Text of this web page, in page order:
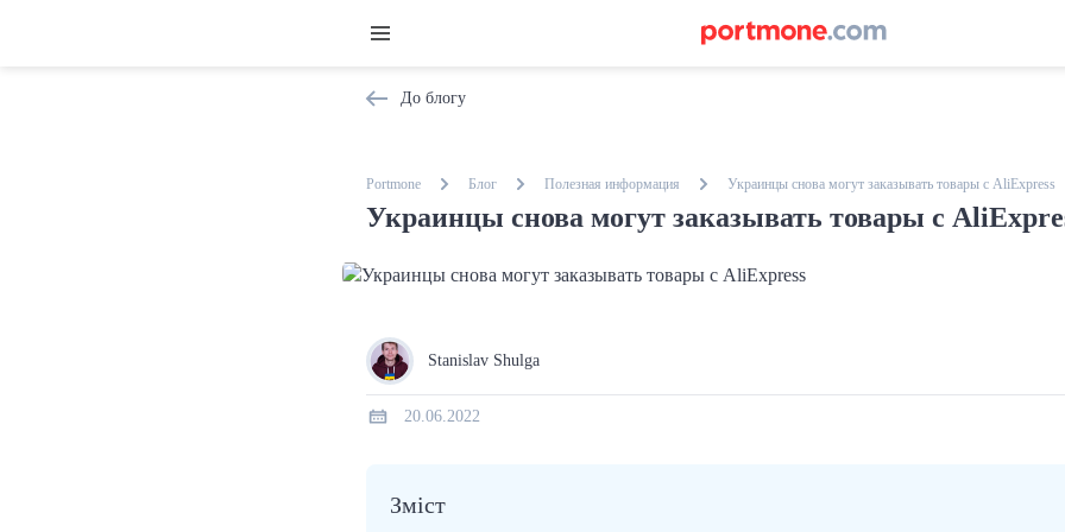
До блогу
Portmone Блог Полезная информация Украинцы снова могут заказывать товары с AliExpress
Украинцы снова могут заказывать товары с
Stanislav Shulga
20.06.2022
Зміст